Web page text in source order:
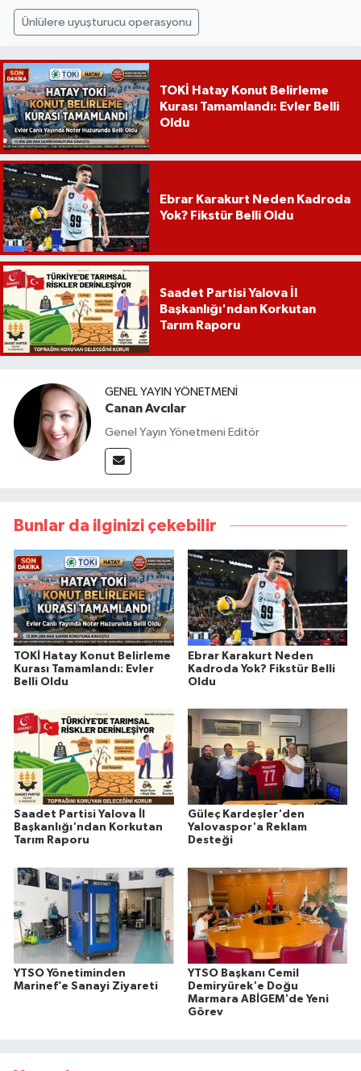
Ünlülere uyuşturucu operasyonu
TOKİ Hatay Konut Belirleme
Kurası Tamamlandı: Evler Belli
Oldu
Ebrar Karakurt Neden Kadroda
Yok? Fikstür Belli Oldu
Saadet Partisi Yalova İl
Başkanlığı'ndan Korkutan
Tarım Raporu
GENEL YAYIN YÖNETMENI
Canan Avcılar
Genel Yayın Yönetmeni Editör
Bunlar da ilginizi çekebilir
TOKİ Hatay Konut Belirleme
Kurası Tamamlandı: Evler
Belli Oldu
Ebrar Karakurt Neden
Kadroda Yok? Fikstür Belli
Oldu
Saadet Partisi Yalova İl
Başkanlığı'ndan Korkutan
Tarım Raporu
Güleç Kardeşler'den
Yalovaspor'a Reklam
Desteği
YTSO Yönetiminden
Marinef’e Sanayi Ziyareti
YTSO Başkanı Cemil
Demiryürek'e Doğu
Marmara ABİGEM'de Yeni
Görev